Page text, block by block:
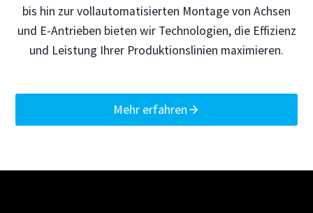
bis hin zur vollautomatisierten Montage von Achsen
und E-Antrieben bieten wir Technologien, die Effizienz
und Leistung Ihrer Produktionslinien maximieren.
Mehr erfahren